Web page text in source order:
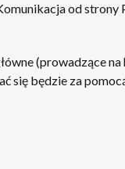
od strony
(prowadzące
się będzie za